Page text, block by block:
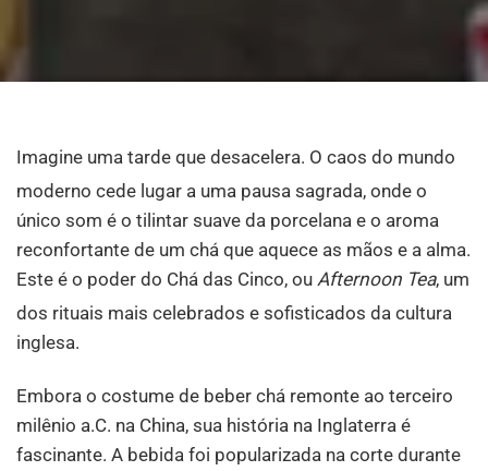
Imagine uma tarde que desacelera. O caos do mundo
moderno cede lugar a uma pausa sagrada, onde o
único som é o tilintar suave da porcelana e o aroma
reconfortante de um chá que aquece as mãos e a alma.
Este é o poder do Chá das Cinco, ou Afternoon Tea, um
dos rituais mais celebrados e sofisticados da cultura
inglesa.
Embora o costume de beber chá remonte ao terceiro
milênio a.C. na China, sua história na Inglaterra é
fascinante. A bebida foi popularizada na corte durante